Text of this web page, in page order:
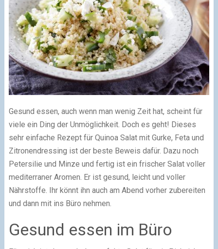
Gesund essen, auch wenn man wenig Zeit hat, scheint für
viele ein Ding der Unmöglichkeit. Doch es geht! Dieses
sehr einfache Rezept für Quinoa Salat mit Gurke, Feta und
Zitronendressing ist der beste Beweis dafür. Dazu noch
Petersilie und Minze und fertig ist ein frischer Salat voller
mediterraner Aromen. Er ist gesund, leicht und voller
Nährstoffe. Ihr könnt ihn auch am Abend vorher zubereiten
und dann mit ins Büro nehmen.
Gesund essen im Büro